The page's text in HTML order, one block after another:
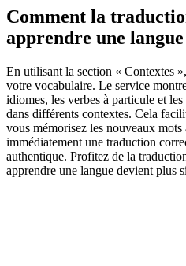
Comment la
apprendre une langue
En utilisant la section « Contextes
votre vocabulaire. Le service
idiomes, les verbes à particule et
dans différents contextes. Cela
vous mémorisez les nouveaux
immédiatement une traduction
authentique. Profitez de la
apprendre une langue devient plus